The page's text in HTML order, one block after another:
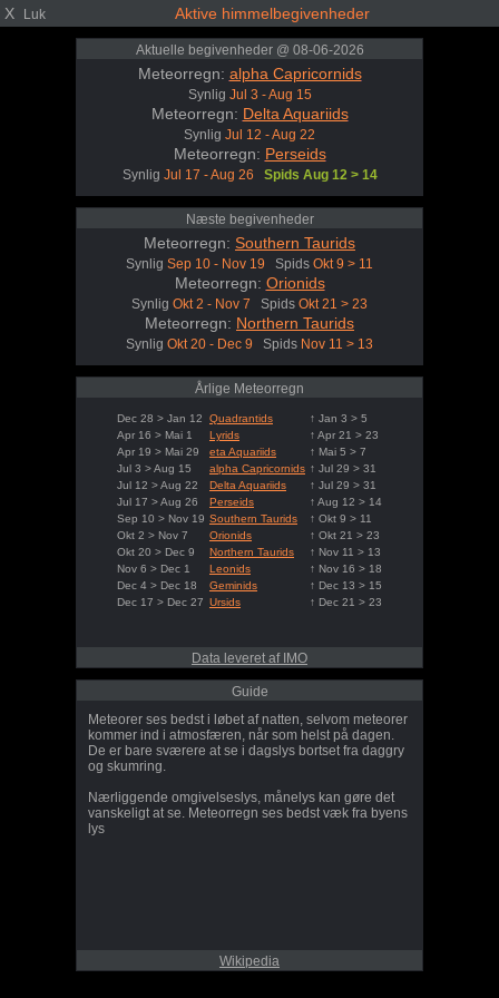
X Luk Aktive himmelbegivenheder
Aktuelle begivenheder @ 08-06-2026
Meteorregn: alpha Capricornids
Synlig Jul 3 - Aug 15
Meteorregn: Delta Aquariids
Synlig Jul 12 - Aug 22
Meteorregn: Perseids
Synlig Jul 17 - Aug 26 Spids Aug 12 > 14
Næste begivenheder
Meteorregn: Southern Taurids
Synlig Sep 10 - Nov 19 Spids Okt 9 > 11
Meteorregn: Orionids
Synlig Okt 2 - Nov 7 Spids Okt 21 > 23
Meteorregn: Northern Taurids
Synlig Okt 20 - Dec 9 Spids Nov 11 > 13
Årlige Meteorregn
Dec 28 > Jan 12 Quadrantids
↑ Jan 3 > 5
Apr 16 > Mai 1
Lyrids
↑ Apr 21 > 23
Apr 19 > Mai 29
eta Aquariids
↑ Mai 5 > 7
Jul 3 > Aug 15
alpha Capricornids ↑ Jul 29 > 31
Jul 12 > Aug 22
Delta Aquariids
↑ Jul 29 > 31
Jul 17 > Aug 26
Perseids
↑ Aug 12 > 14
Sep 10 > Nov 19 Southern Taurids
↑ Okt 9 > 11
Okt 2 > Nov 7
Orionids
↑ Okt 21 > 23
Okt 20 > Dec 9
Northern Taurids
↑ Nov 11 > 13
Nov 6 > Dec 1
Leonids
↑ Nov 16 > 18
Dec 4 > Dec 18
Geminids
↑ Dec 13 > 15
Dec 17 > Dec 27 Ursids ↑ Dec 21 > 23
Data leveret af IMO
Guide
Meteorer ses bedst i løbet af natten, selvom meteorer
kommer ind i atmosfæren, når som helst på dagen.
De er bare sværere at se i dagslys bortset fra daggry
og skumring.
Nærliggende omgivelseslys, månelys kan gøre det
vanskeligt at se. Meteorregn ses bedst væk fra byens
lys
Wikipedia